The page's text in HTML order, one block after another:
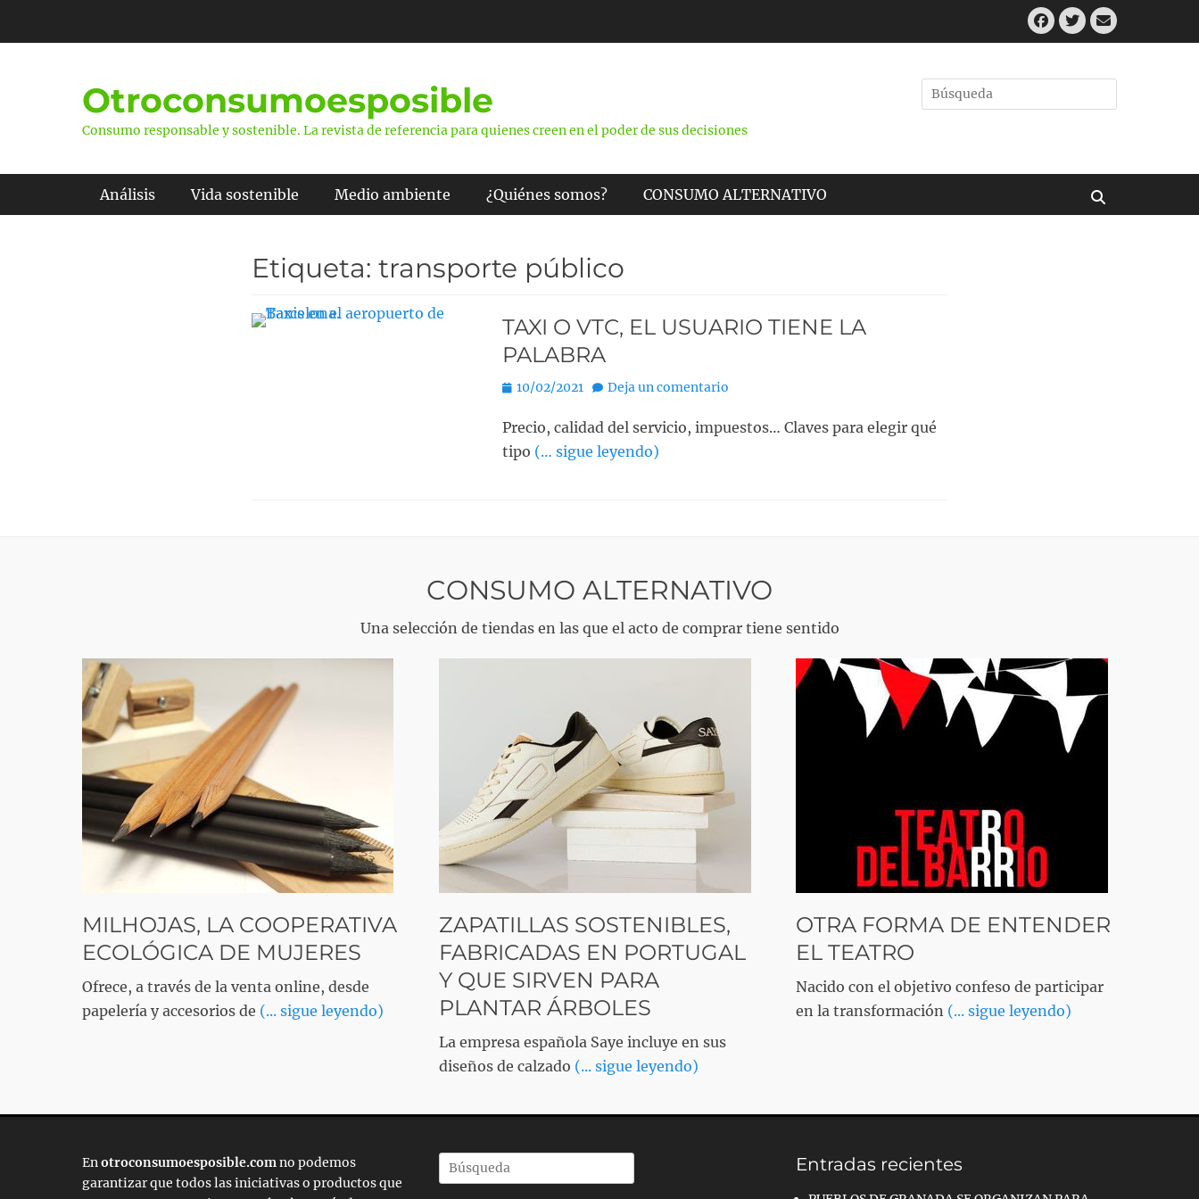
Facebook
TwitterCorreo
electrónico
Otroconsumoesposible
Consumo responsable y sostenible. La revista de referencia para quienes creen en el poder de sus decisiones
Buscar
por:
Menú principal
Análisis Vida sostenible Medio ambiente ¿Quiénes somos? CONSUMO ALTERNATIVO
Etiqueta: transporte público
TAXI O VTC, EL USUARIO TIENE LA
PALABRA
P
b
l
l
10/02/2021 Deja un comentario
Precio, calidad del servicio, impuestos… Claves para elegir qué
tipo (… sigue leyendo)
CONSUMO ALTERNATIVO
Una selección de tiendas en las que el acto de comprar tiene sentido
MILHOJAS, LA COOPERATIVA
ECOLÓGICA DE MUJERES
Ofrece, a través de la venta online, desde
papelería y accesorios de (... sigue leyendo)
ZAPATILLAS SOSTENIBLES,
FABRICADAS EN PORTUGAL
Y QUE SIRVEN PARA
PLANTAR ÁRBOLES
La empresa española Saye incluye en sus
diseños de calzado (... sigue leyendo)
OTRA FORMA DE ENTENDER
EL TEATRO
Nacido con el objetivo confeso de participar
en la transformación (... sigue leyendo)
Enotroconsumoesposible.comno podemos
garantizar que todos las iniciativas o productos que
Buscar
por:
Entradas recientes